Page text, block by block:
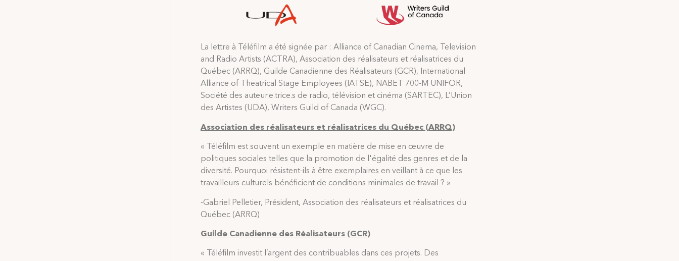
La lettre à Téléfilm a été signée par : Alliance of Canadian Cinema, Television
and Radio Artists (ACTRA), Association des réalisateurs et réalisatrices du
Québec (ARRQ), Guilde Canadienne des Réalisateurs (GCR), International
Alliance of Theatrical Stage Employees (IATSE), NABET 700-M UNIFOR,
Société des auteur.e.trice.s de radio, télévision et cinéma (SARTEC), L’Union
des Artistes (UDA), Writers Guild of Canada (WGC).
Association des réalisateurs et réalisatrices du Québec (ARRQ)
« Téléfilm est souvent un exemple en matière de mise en œuvre de
politiques sociales telles que la promotion de l'égalité des genres et de la
diversité. Pourquoi résistent-ils à être exemplaires en veillant à ce que les
travailleurs culturels bénéficient de conditions minimales de travail ? »
-Gabriel Pelletier, Président, Association des réalisateurs et réalisatrices du
Québec (ARRQ)
Guilde Canadienne des Réalisateurs (GCR)
« Téléfilm investit l’argent des contribuables dans ces projets. Des